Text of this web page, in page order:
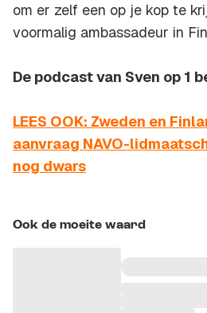
om er zelf een op je kop te
voormalig ambassadeur in
De podcast van Sven op 1
LEES OOK: Zweden en
aanvraag NAVO-
nog dwars
Ook de moeite waard